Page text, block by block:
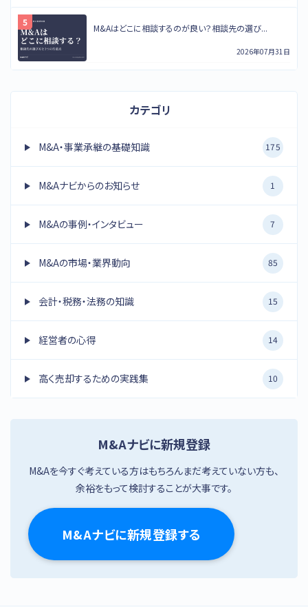
M&Aはどこに相談するのが良い？相談先の選び...
2026年07月31日
カテゴリ
M&A・事業承継の基礎知識 175
M&Aナビからのお知らせ 1
M&Aの事例・インタビュー 7
M&Aの市場・業界動向 85
会計・税務・法務の知識 15
経営者の心得 14
高く売却するための実践集 10
M&Aナビに新規登録
M&Aを今すぐ考えている方はもちろんまだ考えていない方も、
余裕をもって検討することが大事です。
M&Aナビに新規登録する